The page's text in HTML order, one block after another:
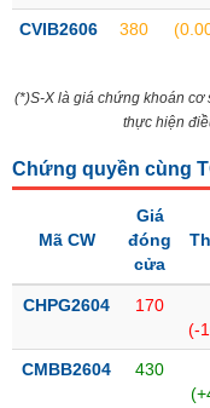
Niêm
bổ
Hủy
yết
dõi
đặc
CVIB2606 380
(*)S-X là giá chứng khoán
thực hiện
Chứng quyền cùng
Mã CW
Giá
đóng
cửa
CHPG2604 170
(-
CMBB2604 430
PHIẾU
PHÁI
PHIẾU
CÔNG
CỤ